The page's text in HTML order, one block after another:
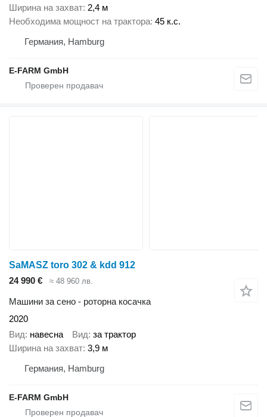
Ширина на захват 2,4 м
Необходима мощност на трактора 45 к.с.
Германия, Hamburg
E-FARM GmbH
SaMASZ toro 302 & kdd 912
24 990 €
≈ 48 960 лв.
Машини за сено - роторна косачка
2020
Вид навесна Вид за трактор
Ширина на захват 3,9 м
Германия, Hamburg
E-FARM GmbH